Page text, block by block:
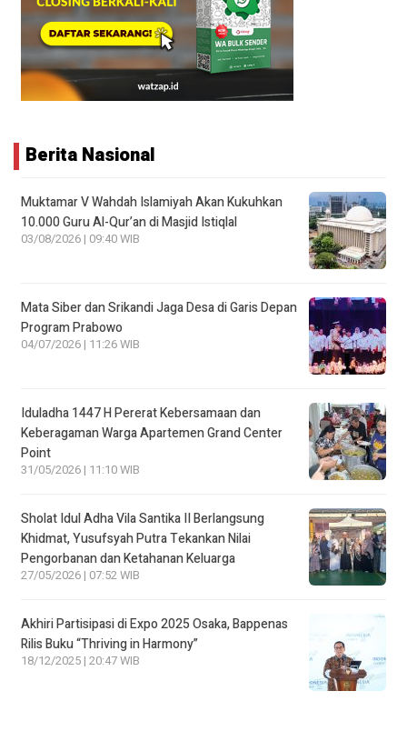
Berita Nasional
Muktamar V Wahdah Islamiyah Akan Kukuhkan
10.000 Guru Al-Qur’an di Masjid Istiqlal
03/08/2026 | 09:40 WIB
Mata Siber dan Srikandi Jaga Desa di Garis Depan
Program Prabowo
04/07/2026 | 11:26 WIB
Iduladha 1447 H Pererat Kebersamaan dan
Keberagaman Warga Apartemen Grand Center
Point
31/05/2026 | 11:10 WIB
Sholat Idul Adha Vila Santika II Berlangsung
Khidmat, Yusufsyah Putra Tekankan Nilai
Pengorbanan dan Ketahanan Keluarga
27/05/2026 | 07:52 WIB
Akhiri Partisipasi di Expo 2025 Osaka, Bappenas
Rilis Buku “Thriving in Harmony”
18/12/2025 | 20:47 WIB